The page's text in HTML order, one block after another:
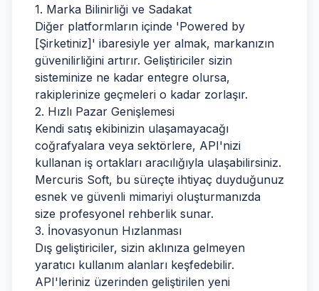
1. Marka Bilinirliği ve Sadakat
Diğer platformların içinde 'Powered by
[Şirketiniz]' ibaresiyle yer almak, markanızın
güvenilirliğini artırır. Geliştiriciler sizin
sisteminize ne kadar entegre olursa,
rakiplerinize geçmeleri o kadar zorlaşır.
2. Hızlı Pazar Genişlemesi
Kendi satış ekibinizin ulaşamayacağı
coğrafyalara veya sektörlere, API'nizi
kullanan iş ortakları aracılığıyla ulaşabilirsiniz.
Mercuris Soft, bu süreçte ihtiyaç duyduğunuz
esnek ve güvenli mimariyi oluşturmanızda
size profesyonel rehberlik sunar.
3. İnovasyonun Hızlanması
Dış geliştiriciler, sizin aklınıza gelmeyen
yaratıcı kullanım alanları keşfedebilir.
API'leriniz üzerinden geliştirilen yeni